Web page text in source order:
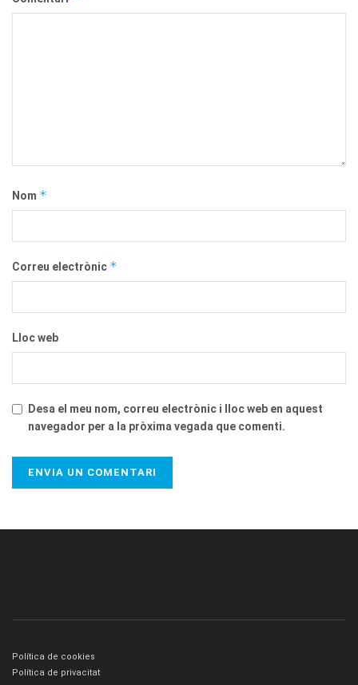
Nom *
Correu electrònic *
Lloc web
Desa el meu nom, correu electrònic i lloc web en aquest
navegador per a la pròxima vegada que comenti.
Política de cookies
Política de privacitat